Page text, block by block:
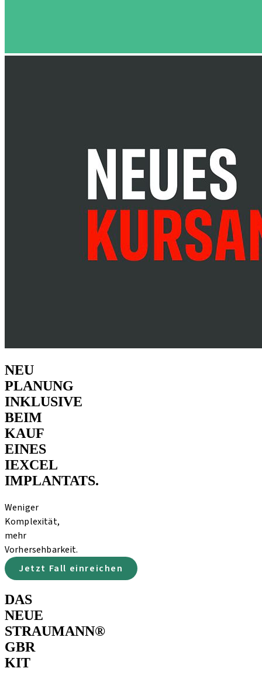
NEU
PLANUNG
INKLUSIVE
BEIM
KAUF
EINES
IEXCEL
IMPLANTATS.
Weniger
Komplexität,
mehr
Vorhersehbarkeit.
Jetzt Fall einreichen
DAS
NEUE
STRAUMANN®
GBR
KIT